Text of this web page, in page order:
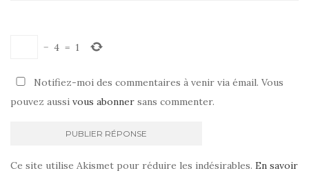
− 4 = 1
Notifiez-moi des commentaires à venir via émail. Vous
pouvez aussi vous abonner sans commenter.
Ce site utilise Akismet pour réduire les indésirables. En savoir